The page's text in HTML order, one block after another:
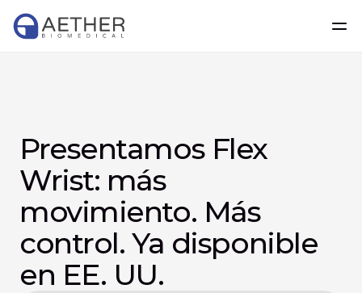
Presentamos Flex
Wrist: más
movimiento. Más
control. Ya disponible
en EE. UU.